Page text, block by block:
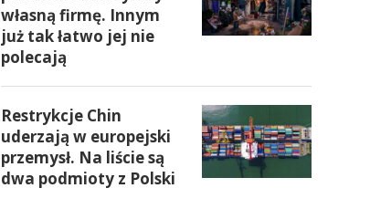
własną firmę. Innym
już tak łatwo jej nie
polecają
Restrykcje Chin
uderzają w europejski
przemysł. Na liście są
dwa podmioty z Polski